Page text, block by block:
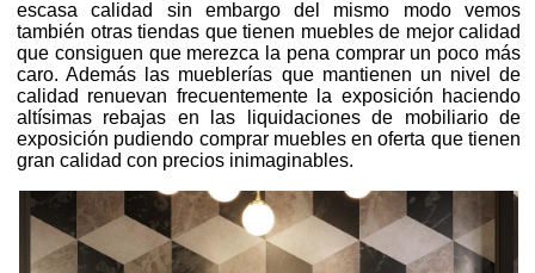
escasa calidad sin embargo del mismo modo vemos
también otras tiendas que tienen muebles de mejor calidad
que consiguen que merezca la pena comprar un poco más
caro. Además las mueblerías que mantienen un nivel de
calidad renuevan frecuentemente la exposición haciendo
altísimas rebajas en las liquidaciones de mobiliario de
exposición pudiendo comprar muebles en oferta que tienen
gran calidad con precios inimaginables.